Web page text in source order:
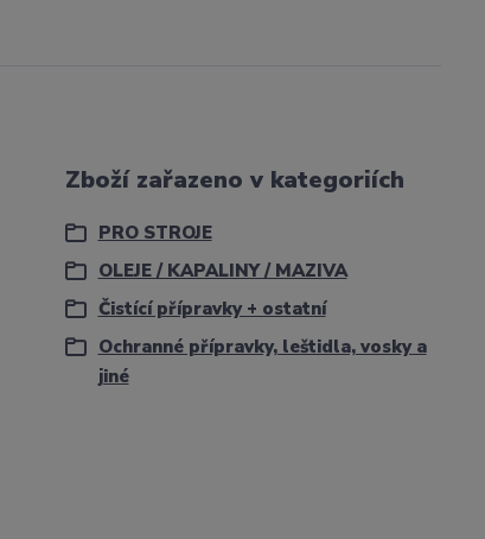
Zboží zařazeno v kategoriích
PRO STROJE
OLEJE / KAPALINY / MAZIVA
Čistící přípravky + ostatní
Ochranné přípravky, leštidla, vosky a
jiné